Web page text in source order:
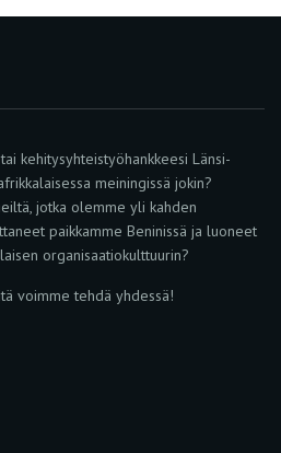
kehitysyhteistyöhankkeesi Länsi-
meiningissä jokin?
jotka olemme yli kahden
paikkamme Beninissä ja luoneet
organisaatiokulttuurin?
voimme tehdä yhdessä!